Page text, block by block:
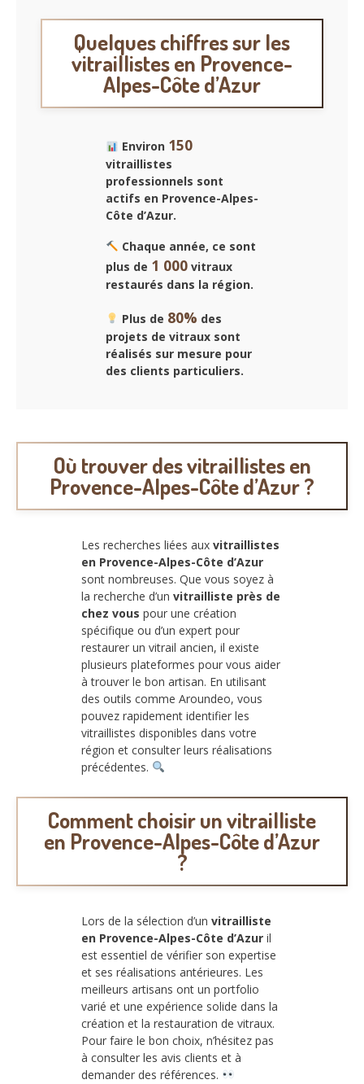
Quelques chiffres sur les
vitraillistes en Provence-
Alpes-Côte d’Azur
Environ 150
vitraillistes
professionnels sont
actifs en Provence-Alpes-
Côte d’Azur.
Chaque année, ce sont
plus de 1 000 vitraux
restaurés dans la région.
Plus de 80% des
projets de vitraux sont
réalisés sur mesure pour
des clients particuliers.
Où trouver des vitraillistes en
Provence-Alpes-Côte d’Azur ?
Les recherches liées aux vitraillistes
en Provence-Alpes-Côte d’Azur
sont nombreuses. Que vous soyez à
la recherche d’un vitrailliste près de
chez vous pour une création
spécifique ou d’un expert pour
restaurer un vitrail ancien, il existe
plusieurs plateformes pour vous aider
à trouver le bon artisan. En utilisant
des outils comme Aroundeo, vous
pouvez rapidement identifier les
vitraillistes disponibles dans votre
région et consulter leurs réalisations
précédentes.
Comment choisir un vitrailliste
en Provence-Alpes-Côte d’Azur
?
Lors de la sélection d’un vitrailliste
en Provence-Alpes-Côte d’Azur il
est essentiel de vérifier son expertise
et ses réalisations antérieures. Les
meilleurs artisans ont un portfolio
varié et une expérience solide dans la
création et la restauration de vitraux.
Pour faire le bon choix, n’hésitez pas
à consulter les avis clients et à
demander des références.